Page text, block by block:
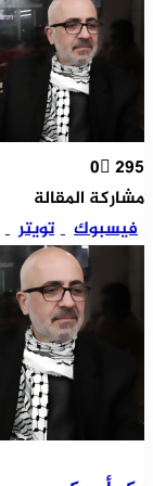
0 295
مشاركة المقالة
فيسبوك
تويتر